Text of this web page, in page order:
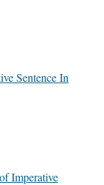
Sentence In
Imperative